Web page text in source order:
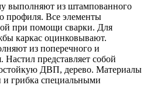
выполняют из штампованного
профиля. Все элементы
при помощи сварки. Для
каркас оцинковывают.
из поперечного и
представляет собой
ДВП, дерево. Материалы
грибка специальными